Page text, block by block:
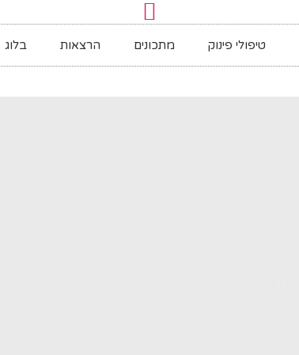
טיפולי פינוק מתכונים הרצאות בלוג